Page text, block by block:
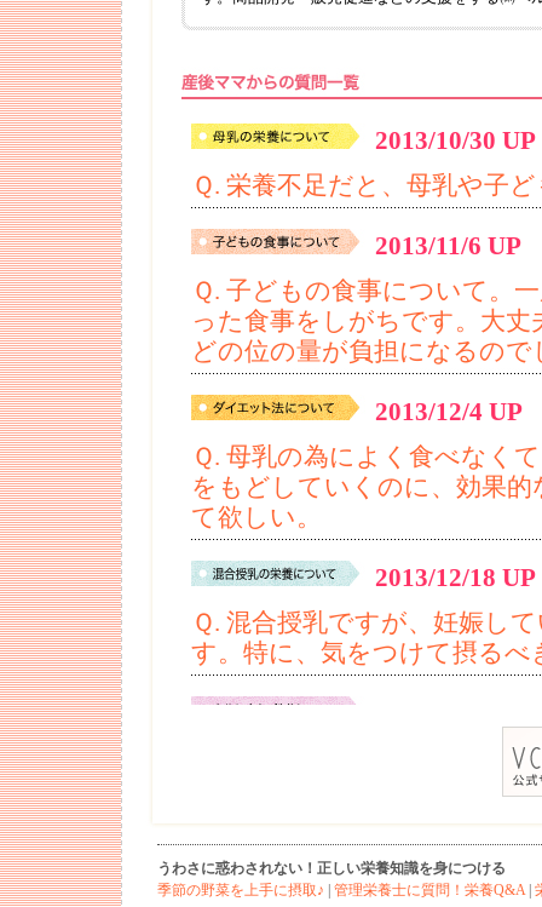
うわさに惑わされない！正しい栄養知識を身につける
季節の野菜を上手に摂取♪
管理栄養士に質問！栄養Q&A|